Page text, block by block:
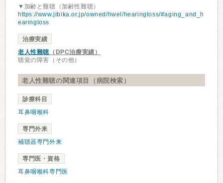
▼加齢と難聴（加齢性難聴）
https://www.jibika.or.jp/owned/hwel/hearingloss/#aging_and_h
earingloss
治療実績
老人性難聴 （DPC治療実績）
聴覚の障害（その他）
老人性難聴の関連項目（病院検索）
診療科目
耳鼻咽喉科
専門外来
補聴器専門外来
専門医・資格
耳鼻咽喉科専門医